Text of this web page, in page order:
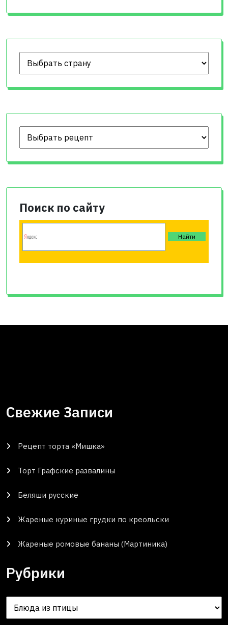
Поиск по сайту
Свежие Записи
Рецепт торта «Мишка»
Торт Графские развалины
Беляши русские
Жареные куриные грудки по креольски
Жареные ромовые бананы (Мартиника)
Рубрики
Рубрики